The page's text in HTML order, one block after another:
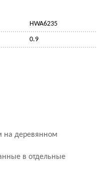
HWA6235
0.9
на деревянном
в отдельные